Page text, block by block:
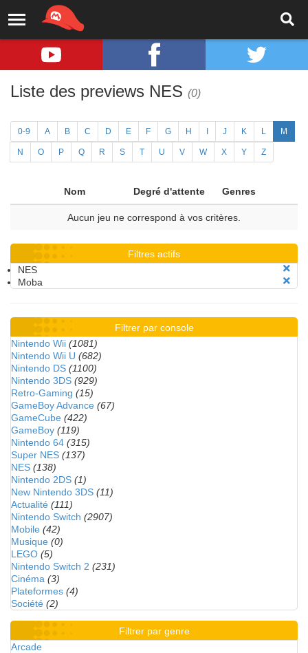
Liste des previews NES (0)
0-9 A B C D E F G H J K L M
N O P Q R S T U V W X Y Z
Nom Degré d'attente Genres
Aucun jeu ne correspond à vos critères.
Filtres actifs
NES
Moba
Filtrer par console
Nintendo Wii (1081)
Nintendo Wii U (682)
Nintendo DS (1100)
Nintendo 3DS (929)
Retro-Gaming (15)
GameBoy Advance (67)
GameCube (422)
GameBoy (119)
Nintendo 64 (315)
Super NES (137)
NES (138)
Nintendo 2DS (1)
New Nintendo 3DS (11)
Actualité (111)
Nintendo Switch (2907)
Mobile (42)
Musique (0)
LEGO (5)
Nintendo Switch 2 (231)
Cinéma (3)
Plateformes (4)
Société (2)
Filtrer par genre
Arcade